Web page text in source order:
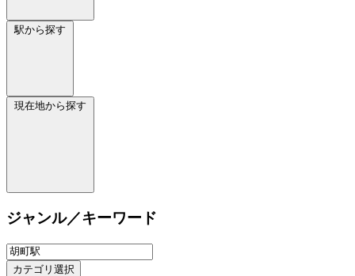
駅から探す
現在地から探す
ジャンル／キーワード
カテゴリ選択